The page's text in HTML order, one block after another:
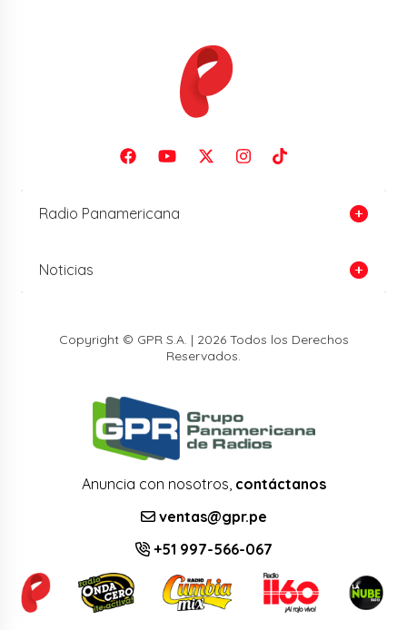
Radio Panamericana
Noticias
Copyright © GPR S.A. | 2026 Todos los Derechos
Reservados.
Anuncia con nosotros, contáctanos
ventas@gpr.pe
+51 997-566-067